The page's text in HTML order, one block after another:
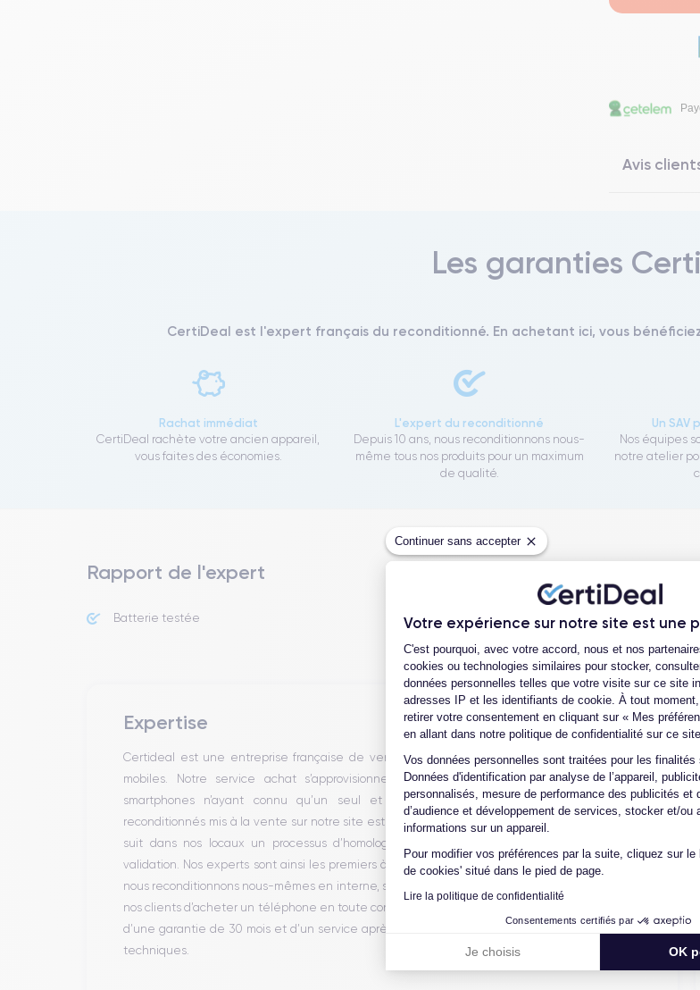
Continuer sans accepter
Votre expérience sur notre site est une
Plateforme de Gestion du
C'est pourquoi, avec votre accord, nous et nos
cookies ou technologies similaires pour stocker,
données personnelles telles que votre visite sur ce site
adresses IP et les identifiants de cookie. À tout
retirer votre consentement en cliquant sur « Mes
en allant dans notre politique de confidentialité sur ce
Vos données personnelles sont traitées pour les finalités
Données d'identification par analyse de l’appareil,
personnalisés, mesure de performance des publicités et
d’audience et développement de services, stocker et/ou
informations sur un appareil.
Pour modifier vos préférences par la suite, cliquez sur le
de cookies' situé dans le pied de page.
Lire la politique de confidentialité
Consentements certifiés par
Je choisis OK
Axeptio consent
Avis
Les garanties
CertiDeal est l'expert français du reconditionné. En achetant ici, vous
Rachat immédiat
CertiDeal rachète votre ancien appareil,
vous faites des économies.
L'expert du reconditionné
Depuis 10 ans, nous reconditionnons nous-
même tous nos produits pour un maximum
de qualité.
Un SAV
Nos équipes
notre atelier
Rapport de l'expert
Batterie testée
Expertise
Certideal est une entreprise française de vente et de reconditionnement de téléphones
mobiles. Notre service achat s’approvisionne auprès d’opérateurs qui reprennent des
smartphones n’ayant connu qu’un seul et unique propriétaire. Chacun des produits
reconditionnés mis à la vente sur notre site est alors récupéré physiquement par nos soins et
suit dans nos locaux un processus d’homologation en trois étapes : vérification, test et
validation. Nos experts sont ainsi les premiers à intervenir techniquement sur le produit, que
nous reconditionnons nous-mêmes en interne, sans autre intermédiaire. C’est l’assurance pour
nos clients d’acheter un téléphone en toute confiance, reconditionné en France, accompagné
d’une garantie de 30 mois et d’un service après-vente en contact continu avec nos experts
techniques.